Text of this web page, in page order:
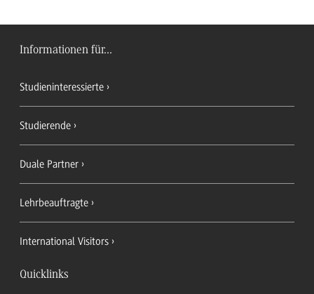
Informationen für...
Studieninteressierte
Studierende
Duale Partner
Lehrbeauftragte
International Visitors
Quicklinks